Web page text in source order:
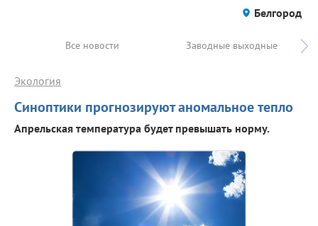
Белгород
Все новости Заводные выходные
Синоптики прогнозируют аномальное тепло
Экология
Апрельская температура будет превышать норму.